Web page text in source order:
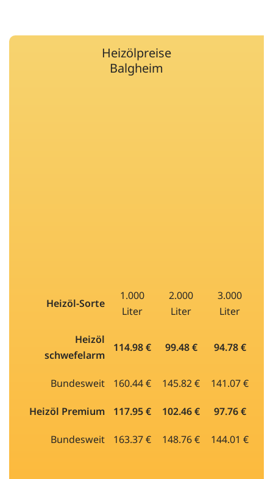
Heizölpreise
Balgheim
Heizöl-Sorte
1.000
Liter
2.000
Liter
3.000
Liter
Heizöl
schwefelarm
114.98 € 99.48 € 94.78 €
Bundesweit 160.44 € 145.82 € 141.07 €
Heizöl Premium 117.95 € 102.46 € 97.76 €
Bundesweit 163.37 € 148.76 € 144.01 €